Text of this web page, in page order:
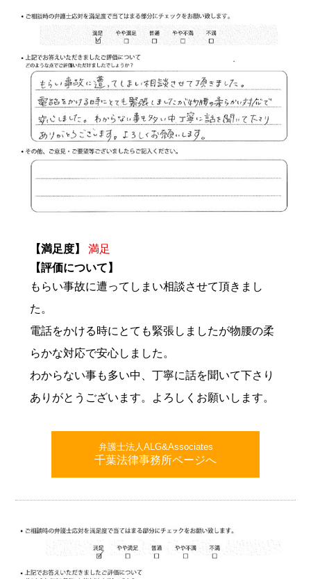
【満足度】
満足
【評価について】
もらい事故に遭ってしまい相談させて頂きまし
た。
電話をかける時にとても緊張しましたが物腰の柔
らかな対応で安心しました。
わからない事も多い中、丁寧に話を聞いて下さり
ありがとうございます。よろしくお願いします。
弁護士法人ALG&Associates
千葉法律事務所ページへ